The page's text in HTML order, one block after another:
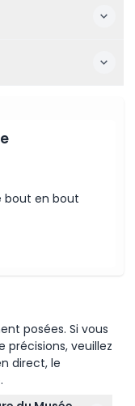
bout en bout
posées. Si vous
précisions, veuillez
direct, le